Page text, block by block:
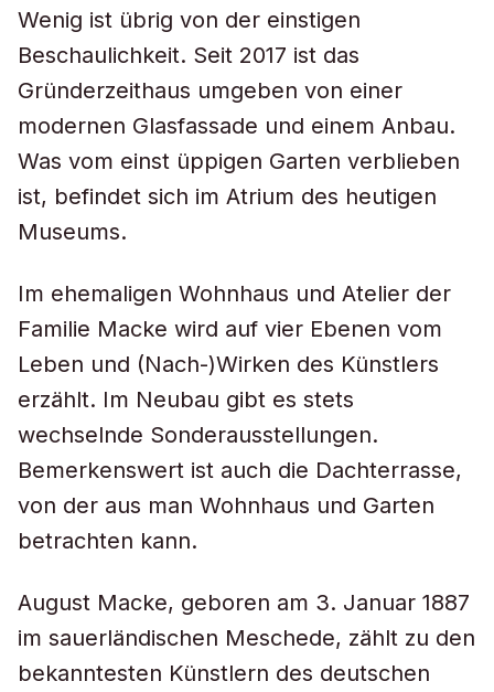
Wenig ist übrig von der einstigen
Beschaulichkeit. Seit 2017 ist das
Gründerzeithaus umgeben von einer
modernen Glasfassade und einem Anbau.
Was vom einst üppigen Garten verblieben
ist, befindet sich im Atrium des heutigen
Museums.
Im ehemaligen Wohnhaus und Atelier der
Familie Macke wird auf vier Ebenen vom
Leben und (Nach-)Wirken des Künstlers
erzählt. Im Neubau gibt es stets
wechselnde Sonderausstellungen.
Bemerkenswert ist auch die Dachterrasse,
von der aus man Wohnhaus und Garten
betrachten kann.
August Macke, geboren am 3. Januar 1887
im sauerländischen Meschede, zählt zu den
bekanntesten Künstlern des deutschen